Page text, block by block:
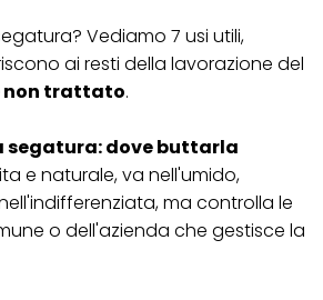
Vediamo 7 usi utili,
ai resti della lavorazione del
non trattato.
segatura: dove buttarla
e naturale, va nell'umido,
ma controlla le
o dell'azienda che gestisce la